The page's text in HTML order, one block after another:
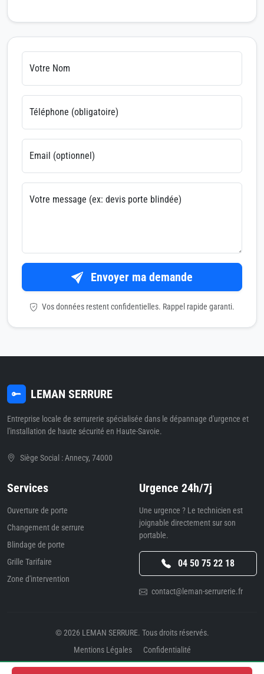
Votre Nom
Téléphone (obligatoire)
Email (optionnel)
Votre message (ex: devis porte blindée)
Envoyer ma demande
Vos données restent confidentielles. Rappel rapide garanti.
LEMAN SERRURE
Entreprise locale de serrurerie spécialisée dans le dépannage d'urgence et
l'installation de haute sécurité en Haute-Savoie.
Siège Social : Annecy, 74000
Services
Ouverture de porte
Changement de serrure
Blindage de porte
Grille Tarifaire
Zone d'intervention
Urgence 24h/7j
Une urgence ? Le technicien est
joignable directement sur son
portable.
04 50 75 22 18
contact@leman-serrurerie.fr
© 2026 LEMAN SERRURE. Tous droits réservés.
Mentions Légales
Confidentialité